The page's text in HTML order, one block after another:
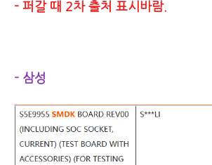
- 퍼갈 때 2차 출처 표시바람.
- 삼성